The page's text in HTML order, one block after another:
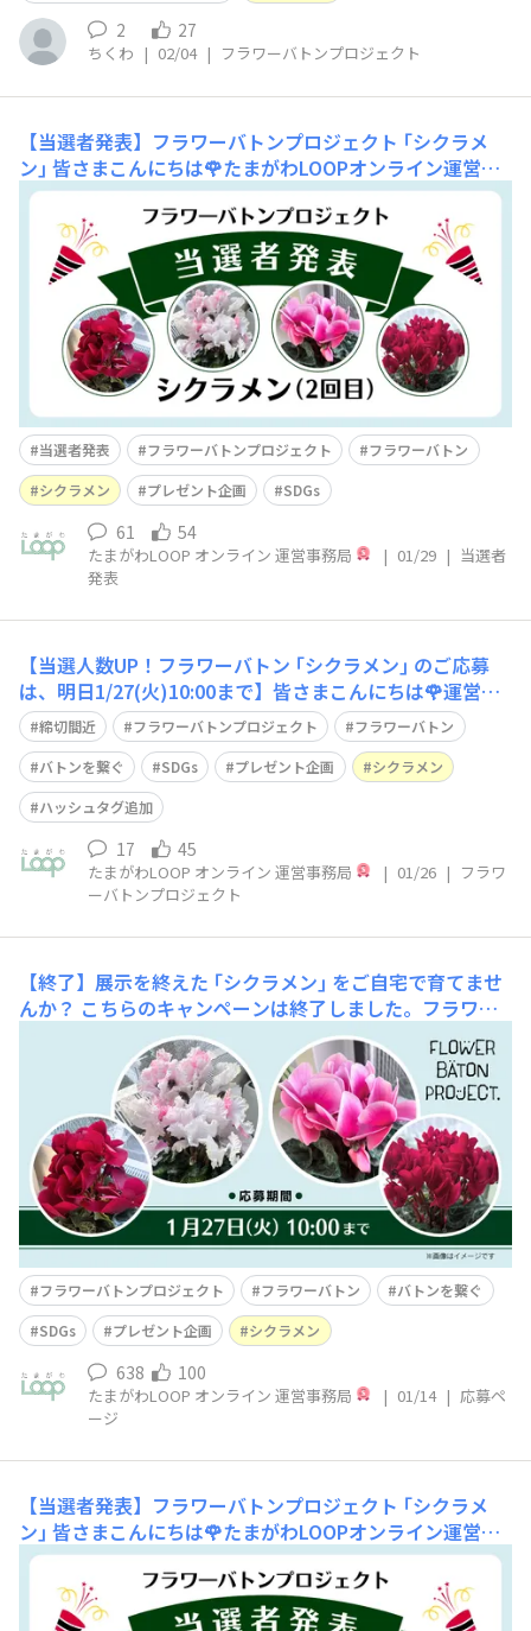
2 27
ちくわ | 02/04 | フラワーバトンプロジェクト
【当選者発表】フラワーバトンプロジェクト ｢シクラメ
ン｣ 皆さまこんにちは🌹たまがわLOOPオンライン運営事
務局です。フラワーバトンプロジェクト ｢シクラメン｣
に、大変、大変多くの皆さまからご応募いただきました！
コメントを投稿してくださった皆さま、そして “いいね”
やコメント返信でキャンペーンを盛りあげてくださった皆
さま、本当にありがとうございます😊本
当選者発表 フラワーバトンプロジェクト
フラワーバトン
シクラメン
プレゼント企画 SDGs
61 54
たまがわLOOP オンライン 運営事務局 | 01/29 | 当選者
発表
【当選人数UP！フラワーバトン ｢シクラメン｣ のご応募
は、明日1/27(火)10:00まで】皆さまこんにちは🌹運営事
務局です。いつもたまがわLOOPオンラインをご覧いただ
き、また、フラワーバトンプロジェクトに大変多くのコメ
ントを投稿いただき誠にありがとうございます！ 皆さま
に、またまた嬉しいお知
締切間近 フラワーバトンプロジェクト
フラワーバトン
バトンを繋ぐ
SDGs プレゼント企画
シクラメン
ハッシュタグ追加
17 45
たまがわLOOP オンライン 運営事務局 | 01/26 | フラワ
ーバトンプロジェクト
【終了】展示を終えた ｢シクラメン｣ をご自宅で育てませ
んか？ こちらのキャンペーンは終了しました。フラワー
バトンプロジェクト抽選で30名様に ｢シクラメン｣ のバト
ンを繋ぎます！今回ご用意するのは ｢シクラメン (4種) ｣
※画像はイメージです〈上段 左：キャンディケーン／
右：リップスピンク 下段 左：ディープマゼンタ／右：
ダークレッド〉◆応募期間：2026
フラワーバトンプロジェクト フラワーバトン
バトンを繋ぐ
SDGs
プレゼント企画 シクラメン
638 100
たまがわLOOP オンライン 運営事務局 | 01/14 | 応募ペ
ージ
【当選者発表】フラワーバトンプロジェクト ｢シクラメ
ン｣ 皆さまこんにちは🌹たまがわLOOPオンライン運営事
務局です。フラワーバトンプロジェクト ｢シクラメン｣
に、大変、大変多くの皆さまからご応募いただきました！
コメントを投稿してくださった皆さま、そして “いいね”